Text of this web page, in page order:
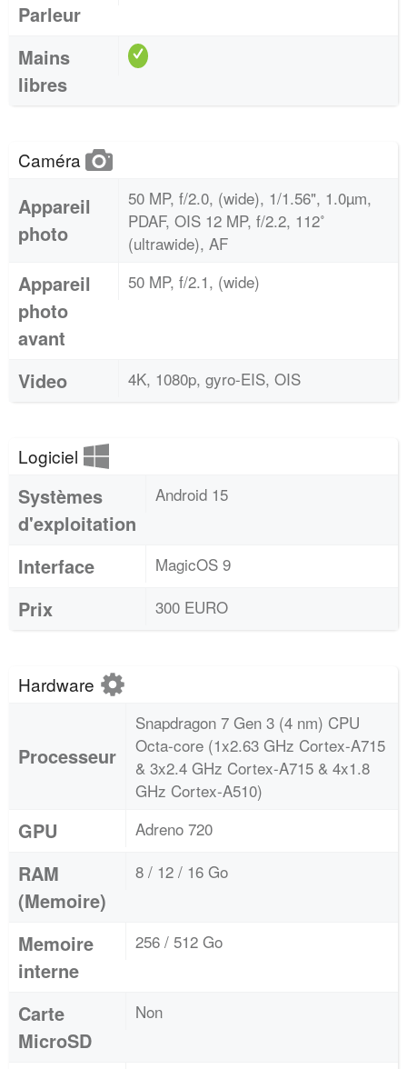
Parleur
Mains
libres
Caméra
Appareil
photo
50 MP, f/2.0, (wide), 1/1.56", 1.0µm,
PDAF, OIS 12 MP, f/2.2, 112˚
(ultrawide), AF
Appareil
photo
avant
50 MP, f/2.1, (wide)
Video 4K, 1080p, gyro-EIS, OIS
Logiciel
Systèmes
d'exploitation
Android 15
Interface MagicOS 9
Prix 300 EURO
Hardware
Processeur
Snapdragon 7 Gen 3 (4 nm) CPU
Octa-core (1x2.63 GHz Cortex-A715
& 3x2.4 GHz Cortex-A715 & 4x1.8
GHz Cortex-A510)
GPU Adreno 720
RAM
(Memoire)
8 / 12 / 16 Go
Memoire
interne
256 / 512 Go
Carte
MicroSD
Non